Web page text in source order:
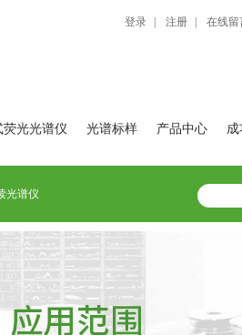
登录 注册 在线留
荧光光谱仪 光谱标样 产品中心 成
光谱仪